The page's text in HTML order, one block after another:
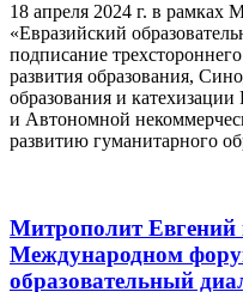
18 апреля 2024 г. в рамках
«Евразийский
подписание
развития образования,
образования и
и Автономной
развитию гуманитарного
Митрополит Евгений
Международном
образовательный